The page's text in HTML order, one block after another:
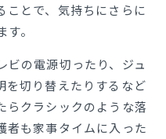
ことで、気持ちにさらに
。
ビの電源切ったり、ジュ
を切り替えたりするなど
らクラシックのような落
者も家事タイムに入った